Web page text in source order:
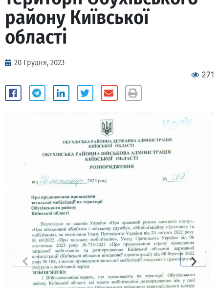
району Київської
області
20 Грудня, 2023
271